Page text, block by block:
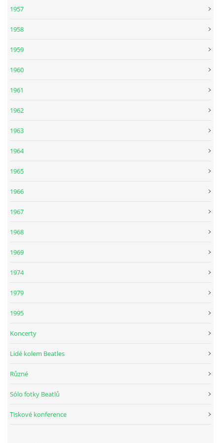
DISKOGRAFIE - EP
DISKOGRAFIE - EP III
DISKOGRAFIE - ALBA JINÁ
DISKOGRAFIE - ALBA RARITY II
DISKOGRAFIE - BOOTLEGY II
DISKOGRAFIE - BOOTLEGY IV
DISKOGRAFIE - BOOTLEGY VI
1957
1958
1959
1960
1961
1962
1963
1964
1965
1966
1967
1968
1969
1974
1979
1995
Koncerty
Lidé kolem Beatles
Různé
Sólo fotky Beatlů
Tiskové konference